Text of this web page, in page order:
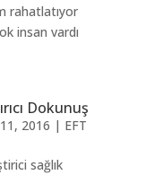
rahatlatıyor
insan vardı
Dokunuş
2016 | EFT
sağlık